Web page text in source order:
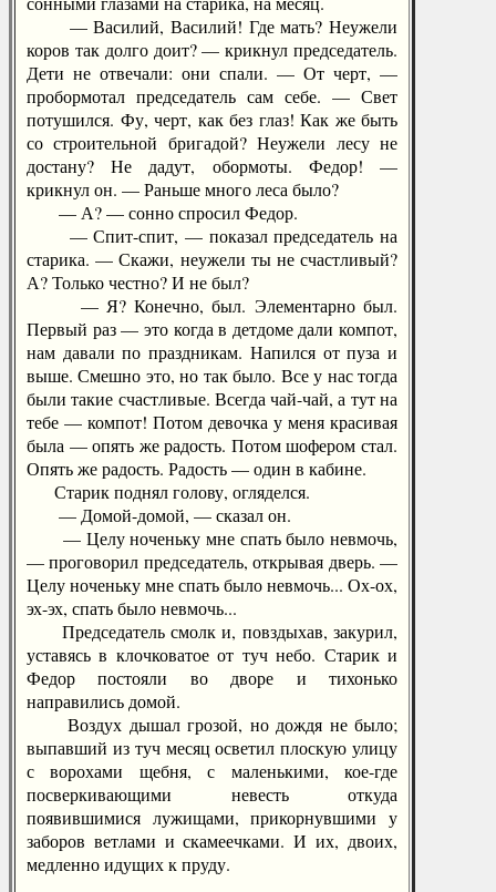
— Василий, Василий! Где мать? Неужели
коров так долго доит? — крикнул председатель.
Дети не отвечали: они спали. — От черт, —
пробормотал председатель сам себе. — Свет
потушился. Фу, черт, как без глаз! Как же быть
со строительной бригадой? Неужели лесу не
достану? Не дадут, обормоты. Федор! —
крикнул он. — Раньше много леса было?
— А? — сонно спросил Федор.
— Спит-спит, — показал председатель на
старика. — Скажи, неужели ты не счастливый?
А? Только честно? И не был?
— Я? Конечно, был. Элементарно был.
Первый раз — это когда в детдоме дали компот,
нам давали по праздникам. Напился от пуза и
выше. Смешно это, но так было. Все у нас тогда
были такие счастливые. Всегда чай-чай, а тут на
тебе — компот! Потом девочка у меня красивая
была — опять же радость. Потом шофером стал.
Опять же радость. Радость — один в кабине.
Старик поднял голову, огляделся.
— Домой-домой, — сказал он.
— Целу ноченьку мне спать было невмочь,
— проговорил председатель, открывая дверь. —
Целу ноченьку мне спать было невмочь... Ох-ох,
эх-эх, спать было невмочь...
Председатель смолк и, повздыхав, закурил,
уставясь в клочковатое от туч небо. Старик и
Федор постояли во дворе и тихонько
направились домой.
Воздух дышал грозой, но дождя не было;
выпавший из туч месяц осветил плоскую улицу
с ворохами щебня, с маленькими, кое-где
посверкивающими невесть откуда
появившимися лужищами, прикорнувшими у
заборов ветлами и скамеечками. И их, двоих,
медленно идущих к пруду.